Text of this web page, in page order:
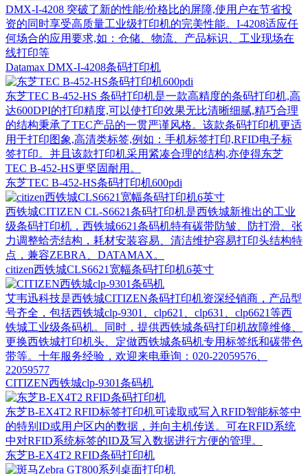
DMX-I-4208 突破了新的性能/价格比的屏障,使用户在节省投
资的同时享受高质量工业级打印机的完美性能。I-4208适应任
何场合的应用要求,如：仓储、物流、产品标识、工业现场在
线打印等
Datamax DMX-I-4208条码打印机
东芝TEC B-452-HS 条码打印机是一款高精度的条码打印机,高
达600DPI的打印精度,可以使打印效果无比清晰细腻,精巧合理
的结构秉承了TEC产品的一贯严谨风格。该款条码打印机更适
用于打印图象,高清类标签,例如：手机标签打印,RFID电子标
签打印。并且该款打印机采用紧凑合理的结构,亦使得东芝
TEC B-452-HS更坚固耐用。
东芝TEC B-452-HS条码打印机600pdi
西铁城CITIZEN CL-S6621条码打印机是西铁城新推出的工业
级条码打印机，西铁城6621条码机特有碳带防皱、防打滑、张
力调整蛤壳结构，耗材安装容易、清洁维护容易打印头结构特
点，兼容ZEBRA、DATAMAX。
citizen西铁城CLS6621宽幅条码打印机6英寸
艾韦迅科技是西铁城CITIZEN条码打印机资深经销商，产品型
号齐全，包括西铁城clp-9301、clp621、clp631、clp6621等西
铁城工业级条码机。同时，提供西铁城条码打印机故障维修、
更换西铁城打印机头、定做西铁城条码机专用标签纸和碳带色
带等。十年服务经验，欢迎来电垂询：020-22059576、
22059577
CITIZEN西铁城clp-9301条码机
东芝B-EX4T2 RFID标签打印机可读取或写入RFID智能标签中
的特别ID或用户区内的数据，并向主机传送。可在RFID系统
中对RFID系统标签的ID及写入数据进行方便的管理。
东芝B-EX4T2 RFID条码打印机